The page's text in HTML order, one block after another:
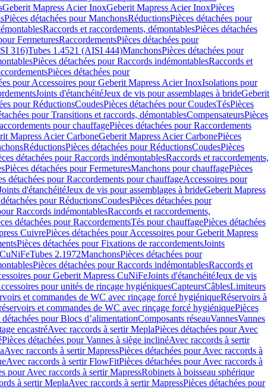
Geberit Mapress Acier InoxGeberit Mapress Acier InoxPièces
Pièces détachées pour ManchonsRéductionsPièces détachées pour
Raccords et raccordements, démontablesPièces détachées
FermeturesRaccordementsPièces détachées pour
316)Tubes 1.4521 (AISI 444)ManchonsPièces détachées pour
Pièces détachées pour Raccords indémontablesRaccords et
Pièces détachées pour
pour Accessoires pour Geberit Mapress Acier InoxIsolations pour
Joints d'étanchéitéJeux de vis pour assemblages à brideGeberit
pour RéductionsCoudesPièces détachées pour CoudesTésPièces
pour Transitions et raccords, démontablesCompensateursPièces
pour chauffagePièces détachées pour Raccordements
Mapress Acier CarboneGeberit Mapress Acier CarbonePièces
RéductionsPièces détachées pour RéductionsCoudesPièces
détachées pour Raccords indémontablesRaccords et raccordements,
Pièces détachées pour FermeturesManchons pour chauffagePièces
détachées pour Raccordements pour chauffageAccessoires pour
d'étanchéitéJeux de vis pour assemblages à brideGeberit Mapress
pour RéductionsCoudesPièces détachées pour
Raccords indémontablesRaccords et raccordements,
détachées pour RaccordementsTés pour chauffagePièces détachées
CuivrePièces détachées pour Accessoires pour Geberit Mapress
Pièces détachées pour Fixations de raccordementsJoints
Tubes 2.1972ManchonsPièces détachées pour
Pièces détachées pour Raccords indémontablesRaccords et
pour Geberit Mapress CuNiFeJoints d'étanchéitéJeux de vis
pour unités de rinçage hygiéniquesCapteursCâblesLimiteurs
et commandes de WC avec rinçage forcé hygiéniqueRéservoirs à
et commandes de WC avec rinçage forcé hygiéniquePièces
détachées pour Blocs d’alimentationComposants réseauVannesVannes
encastréAvec raccords à sertir MeplaPièces détachées pour Avec
Pièces détachées pour Vannes à siège inclinéAvec raccords à sertir
Avec raccords à sertir MapressPièces détachées pour Avec raccords à
Avec raccords à sertir FlowFitPièces détachées pour Avec raccords à
pour Avec raccords à sertir MapressRobinets à boisseau sphérique
à sertir MeplaAvec raccords à sertir MapressPièces détachées pour